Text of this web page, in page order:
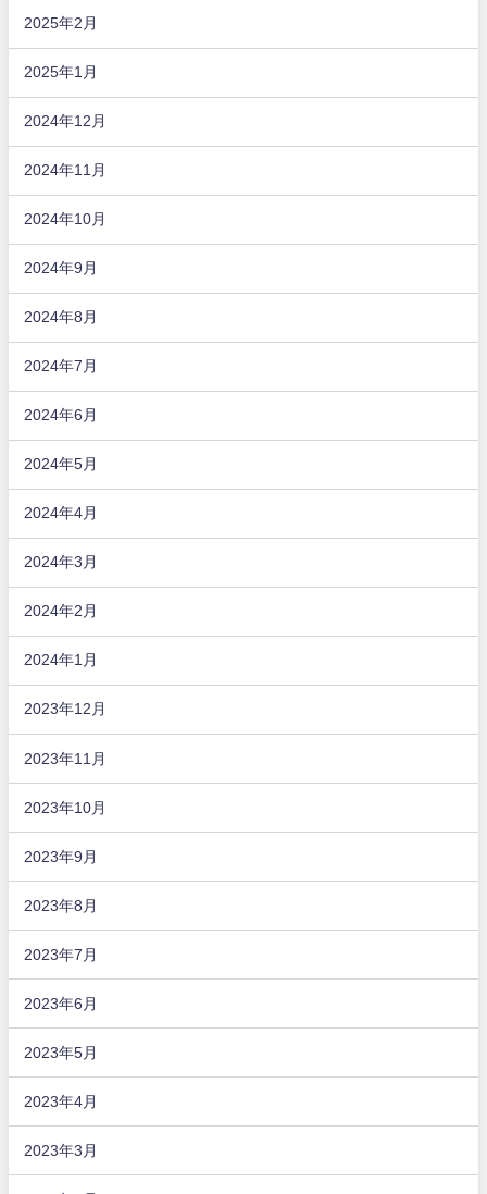
2025年2月
2025年1月
2024年12月
2024年11月
2024年10月
2024年9月
2024年8月
2024年7月
2024年6月
2024年5月
2024年4月
2024年3月
2024年2月
2024年1月
2023年12月
2023年11月
2023年10月
2023年9月
2023年8月
2023年7月
2023年6月
2023年5月
2023年4月
2023年3月